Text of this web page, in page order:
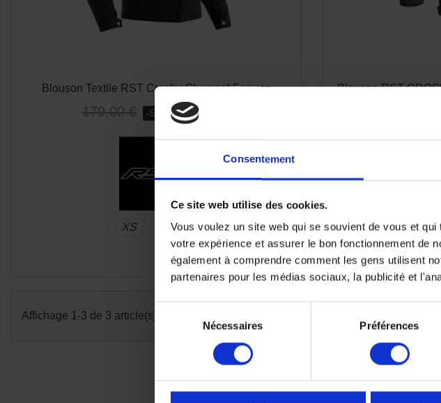
Consentement
Ce site web utilise des cookies.
Vous voulez un site web qui se souvient de vous et
votre expérience et assurer le bon fonctionnement de
également à comprendre comment les gens utilisent
partenaires pour les médias sociaux, la publicité et
Sélection
consentement
Nécessaires Préférences
Blouson Textile RST Crosby Charcoal Femme
179,00 € -50% 89,50 €
XS M
Blouson RST
S
Affichage 1-3 de 3 article(s)